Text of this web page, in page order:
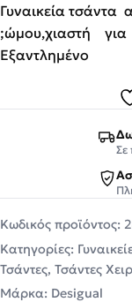
Γυναικεία τσάντα
;ώμου,χιαστή για
Εξαντλημένο
Σε
Κωδικός προϊόντος:
Κατηγορίες:
Τσάντες, Τσάντες
Μάρκα: Desigual